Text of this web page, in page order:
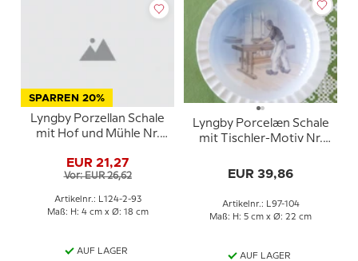
SPARREN 20%
Lyngby Porzellan Schale
mit Hof und Mühle Nr.
EUR 21,27
Vor: EUR 26,62
Artikelnr.: L124-2-93
Maß: H: 4 cm x Ø: 18 cm
AUF LAGER
Lyngby Porcelæn Schale
mit Tischler-Motiv Nr.
EUR 39,86
Artikelnr.: L97-104
Maß: H: 5 cm x Ø: 22 cm
AUF LAGER